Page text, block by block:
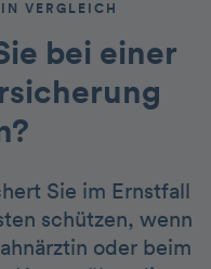
VERGLEICH
bei einer
Sie im Ernstfall
schützen, wenn
oder beim